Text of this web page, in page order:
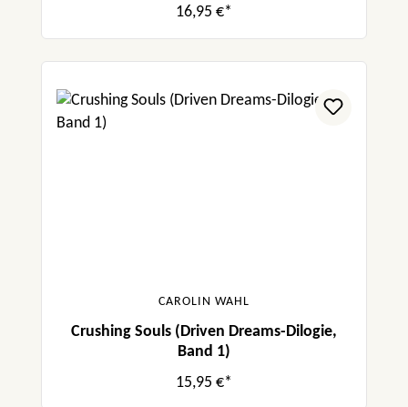
16,95 €*
CAROLIN WAHL
Crushing Souls (Driven Dreams-Dilogie,
Band 1)
15,95 €*